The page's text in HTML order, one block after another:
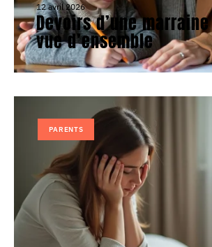
12 avril 2026
Devoirs d’une
vue d’ensemble
PARENTS